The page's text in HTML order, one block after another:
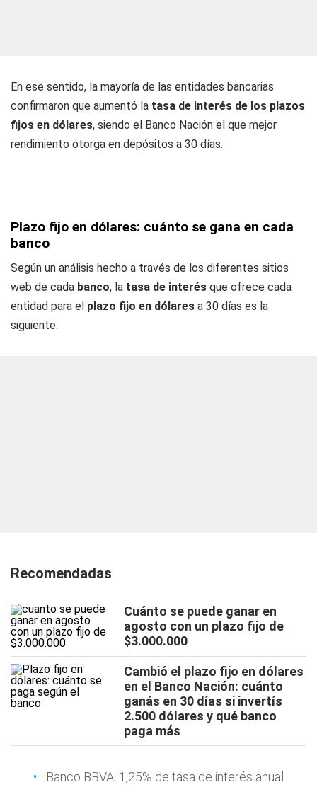
En ese sentido, la mayoría de las entidades bancarias
confirmaron que aumentó la tasa de interés de los plazos
fijos en dólares, siendo el Banco Nación el que mejor
rendimiento otorga en depósitos a 30 días.
Plazo fijo en dólares: cuánto se gana en cada
banco
Según un análisis hecho a través de los diferentes sitios
web de cada banco, la tasa de interés que ofrece cada
entidad para el plazo fijo en dólares a 30 días es la
siguiente:
Recomendadas
Cuánto se puede ganar en
agosto con un plazo fijo de
$3.000.000
Cambió el plazo fijo en dólares
en el Banco Nación: cuánto
ganás en 30 días si invertís
2.500 dólares y qué banco
paga más
Banco BBVA: 1,25% de tasa de interés anual